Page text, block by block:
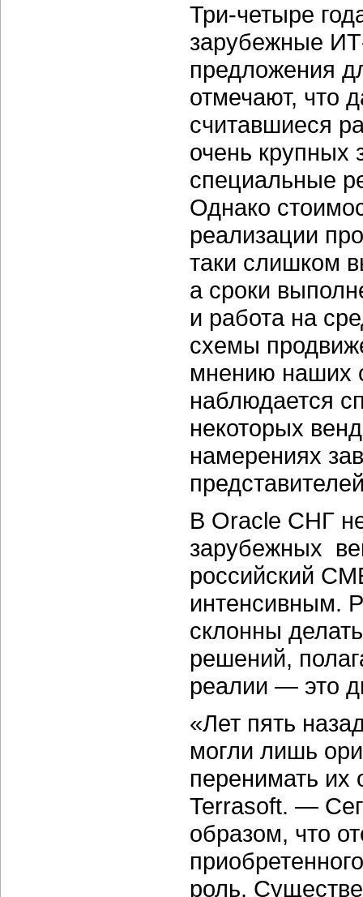
Три-четыре
зарубежные
предложения
отмечают, что
считавшиеся
очень крупных
специальные
Однако
реализации
таки слишком
а сроки
и работа на
схемы
мнению наших
наблюдается
некоторых
намерениях
В Oracle СНГ
зарубежных
российский
интенсивным.
cклонны
решений,
реалии — это
«Лет пять
могли лишь
перенимать их
Terrasoft. —
образом, что
роль.